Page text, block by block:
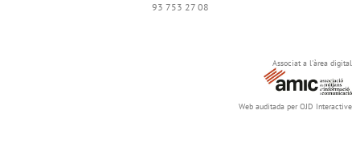
93 753 27 08
Associat a l'àrea digital
Web auditada per OJD Interactive